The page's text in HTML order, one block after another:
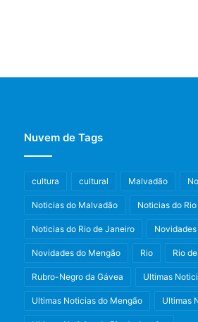
Nuvem de Tags
cultura cultural Malvadão
Noticias do Malvadão Noticias do Rio
Noticias do Rio de Janeiro
Novidades do Mengão Rio Rio
Rubro-Negro da Gávea Ultimas
Ultimas Noticias do Mengão Ultimas